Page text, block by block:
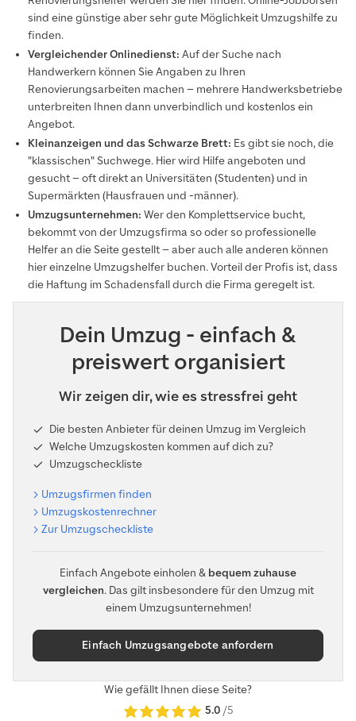
sind eine günstige aber sehr gute Möglichkeit Umzugshilfe zu
finden.
Vergleichender Onlinedienst: Auf der Suche nach
Handwerkern können Sie Angaben zu Ihren
Renovierungsarbeiten machen – mehrere Handwerksbetriebe
unterbreiten Ihnen dann unverbindlich und kostenlos ein
Angebot.
Kleinanzeigen und das Schwarze Brett: Es gibt sie noch, die
"klassischen" Suchwege. Hier wird Hilfe angeboten und
gesucht – oft direkt an Universitäten (Studenten) und in
Supermärkten (Hausfrauen und -männer).
Umzugsunternehmen: Wer den Komplettservice bucht,
bekommt von der Umzugsfirma so oder so professionelle
Helfer an die Seite gestellt – aber auch alle anderen können
hier einzelne Umzugshelfer buchen. Vorteil der Profis ist, dass
die Haftung im Schadensfall durch die Firma geregelt ist.
Dein Umzug - einfach &
preiswert organisiert
Wir zeigen dir, wie es stressfrei geht
Die besten Anbieter für deinen Umzug im Vergleich
Welche Umzugskosten kommen auf dich zu?
Umzugscheckliste
Umzugsfirmen finden
Umzugskostenrechner
Zur Umzugscheckliste
Einfach Angebote einholen & bequem zuhause
vergleichen. Das gilt insbesondere für den Umzug mit
einem Umzugsunternehmen!
Einfach Umzugsangebote anfordern
Wie gefällt Ihnen diese Seite?
5.0 /5